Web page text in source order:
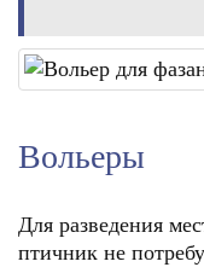
Вольеры
Для разведения
птичник не